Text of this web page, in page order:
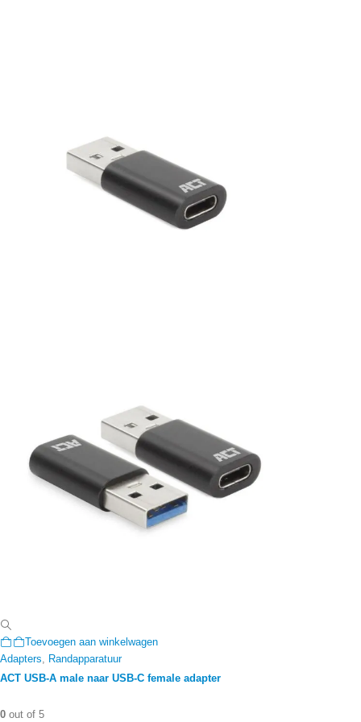
Toevoegen aan winkelwagen
Adapters
Randapparatuur
ACT USB-A male naar USB-C female adapter
0 out of 5